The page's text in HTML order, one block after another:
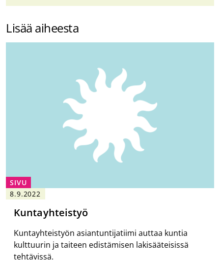
Lisää aiheesta
SIVU
8.9.2022
Kuntayhteistyö
Kuntayhteistyön asiantuntijatiimi auttaa kuntia
kulttuurin ja taiteen edistämisen lakisääteisissä
tehtävissä.